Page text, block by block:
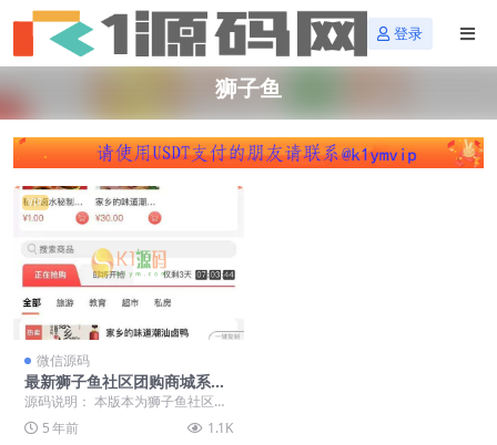
登录
狮子鱼
VIP
微信源码
最新狮子鱼社区团购商城系统
小程序v17.6.0独立版
源码说明： 本版本为狮子鱼社区团
购小程序独立版本，所谓独立版本
就是不再依赖微擎，...
5 年前 1.1K